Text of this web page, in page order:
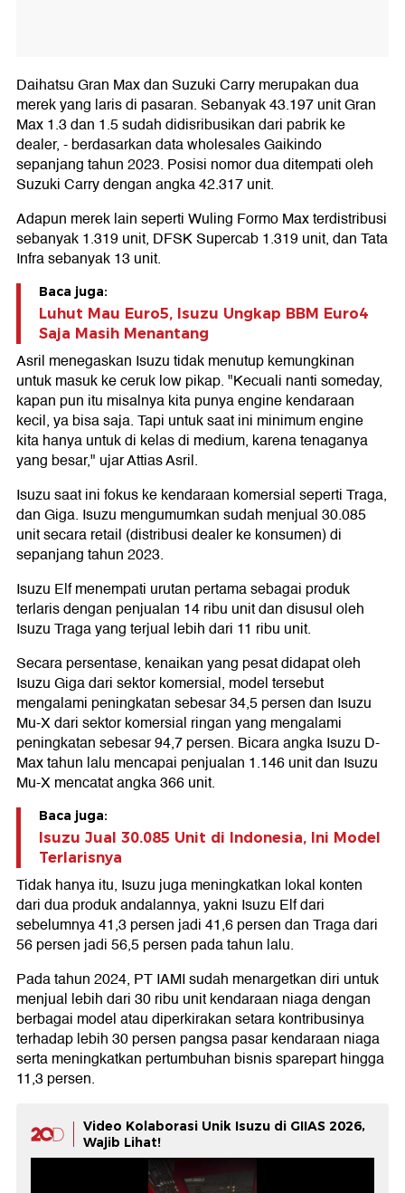
Daihatsu Gran Max dan Suzuki Carry merupakan dua
merek yang laris di pasaran. Sebanyak 43.197 unit Gran
Max 1.3 dan 1.5 sudah didisribusikan dari pabrik ke
dealer, - berdasarkan data wholesales Gaikindo
sepanjang tahun 2023. Posisi nomor dua ditempati oleh
Suzuki Carry dengan angka 42.317 unit.
Adapun merek lain seperti Wuling Formo Max terdistribusi
sebanyak 1.319 unit, DFSK Supercab 1.319 unit, dan Tata
Infra sebanyak 13 unit.
Baca juga:
Luhut Mau Euro5, Isuzu Ungkap BBM Euro4
Saja Masih Menantang
Asril menegaskan Isuzu tidak menutup kemungkinan
untuk masuk ke ceruk low pikap. "Kecuali nanti someday,
kapan pun itu misalnya kita punya engine kendaraan
kecil, ya bisa saja. Tapi untuk saat ini minimum engine
kita hanya untuk di kelas di medium, karena tenaganya
yang besar," ujar Attias Asril.
Isuzu saat ini fokus ke kendaraan komersial seperti Traga,
dan Giga. Isuzu mengumumkan sudah menjual 30.085
unit secara retail (distribusi dealer ke konsumen) di
sepanjang tahun 2023.
Isuzu Elf menempati urutan pertama sebagai produk
terlaris dengan penjualan 14 ribu unit dan disusul oleh
Isuzu Traga yang terjual lebih dari 11 ribu unit.
Secara persentase, kenaikan yang pesat didapat oleh
Isuzu Giga dari sektor komersial, model tersebut
mengalami peningkatan sebesar 34,5 persen dan Isuzu
Mu-X dari sektor komersial ringan yang mengalami
peningkatan sebesar 94,7 persen. Bicara angka Isuzu D-
Max tahun lalu mencapai penjualan 1.146 unit dan Isuzu
Mu-X mencatat angka 366 unit.
Baca juga:
Isuzu Jual 30.085 Unit di Indonesia, Ini Model
Terlarisnya
Tidak hanya itu, Isuzu juga meningkatkan lokal konten
dari dua produk andalannya, yakni Isuzu Elf dari
sebelumnya 41,3 persen jadi 41,6 persen dan Traga dari
56 persen jadi 56,5 persen pada tahun lalu.
Pada tahun 2024, PT IAMI sudah menargetkan diri untuk
menjual lebih dari 30 ribu unit kendaraan niaga dengan
berbagai model atau diperkirakan setara kontribusinya
terhadap lebih 30 persen pangsa pasar kendaraan niaga
serta meningkatkan pertumbuhan bisnis sparepart hingga
11,3 persen.
Video Kolaborasi Unik Isuzu di GIIAS 2026,
Wajib Lihat!